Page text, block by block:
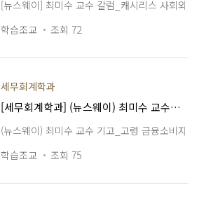
[뉴스웨이] 최미수 교수 칼럼_캐시리스 사회와
학습조교
조회 72
세무회계학과
[세무회계학과] (뉴스웨이) 최미수 교수 기고_고령 금융소비자보호의 새로운 기준
(뉴스웨이) 최미수 교수 기고_고령 금융소비자
학습조교
조회 75